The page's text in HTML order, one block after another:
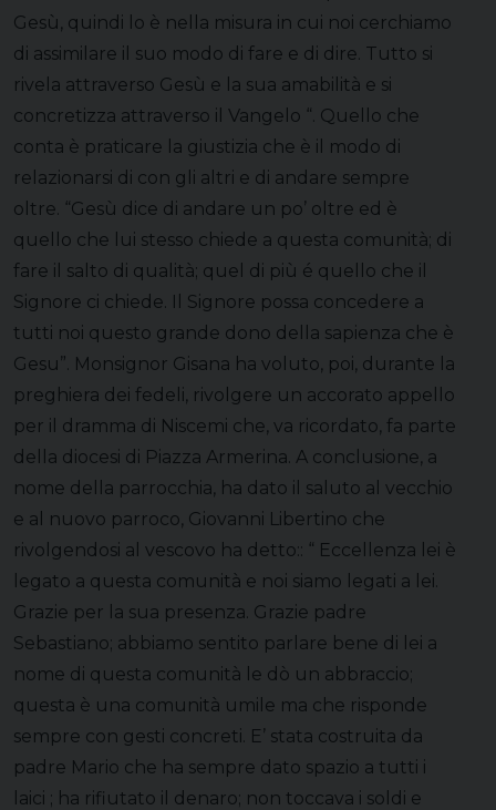
Gesù, quindi lo è nella misura in cui noi cerchiamo
di assimilare il suo modo di fare e di dire. Tutto si
rivela attraverso Gesù e la sua amabilità e si
concretizza attraverso il Vangelo “. Quello che
conta è praticare la giustizia che è il modo di
relazionarsi di con gli altri e di andare sempre
oltre. “Gesù dice di andare un po’ oltre ed è
quello che lui stesso chiede a questa comunità; di
fare il salto di qualità; quel di più é quello che il
Signore ci chiede. Il Signore possa concedere a
tutti noi questo grande dono della sapienza che è
Gesu”. Monsignor Gisana ha voluto, poi, durante la
preghiera dei fedeli, rivolgere un accorato appello
per il dramma di Niscemi che, va ricordato, fa parte
della diocesi di Piazza Armerina. A conclusione, a
nome della parrocchia, ha dato il saluto al vecchio
e al nuovo parroco, Giovanni Libertino che
rivolgendosi al vescovo ha detto:: “ Eccellenza lei è
legato a questa comunità e noi siamo legati a lei.
Grazie per la sua presenza. Grazie padre
Sebastiano; abbiamo sentito parlare bene di lei a
nome di questa comunità le dò un abbraccio;
questa è una comunità umile ma che risponde
sempre con gesti concreti. E’ stata costruita da
padre Mario che ha sempre dato spazio a tutti i
laici ; ha rifiutato il denaro; non toccava i soldi e